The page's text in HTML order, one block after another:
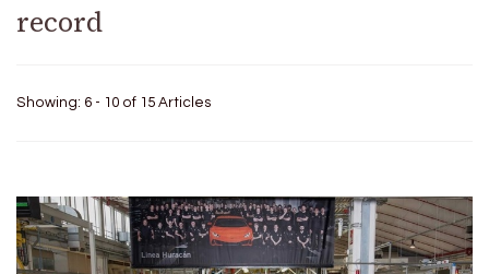
record
Showing: 6 - 10 of 15 Articles